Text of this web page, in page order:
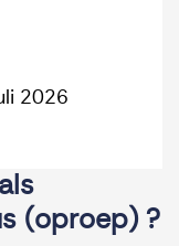
2026
(oproep) ?